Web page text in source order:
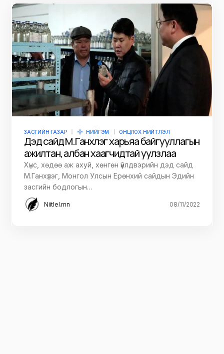
ЗАСГИЙН ГАЗАР НИЙГЭМ ОНЦЛОХ НИЙТЛЭЛ
Дэд сайд М.Ганхүлэг харьяа байгууллагын
ажилтан, албан хаагчидтай уулзлаа
Хүнс, хөдөө аж ахуй, хөнгөн үйлдвэрийн дэд сайд
М.Ганхүлэг, Монгол Улсын Ерөнхий сайдын Эдийн
засгийн бодлогын…
Niitlel.mn 08/11/2022